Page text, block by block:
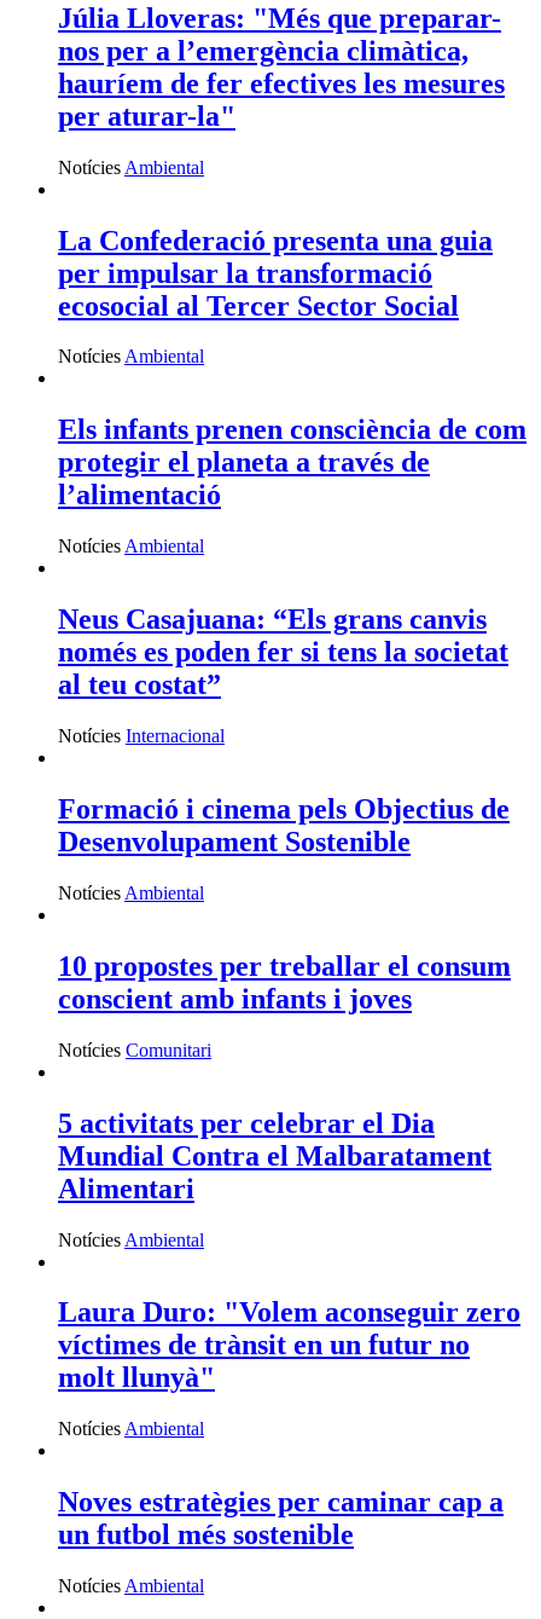
Júlia Lloveras: "Més que preparar-
nos per a l’emergència climàtica,
hauríem de fer efectives les mesures
per aturar-la"
Notícies Ambiental
La Confederació presenta una guia
per impulsar la transformació
ecosocial al Tercer Sector Social
NotíciesAmbiental
Els infants prenen consciència de com
protegir el planeta a través de
l’alimentació
Notícies Ambiental
Neus Casajuana: “Els grans canvis
només es poden fer si tens la societat
al teu costat”
Notícies Internacional
Formació i cinema pels Objectius de
Desenvolupament Sostenible
Notícies Ambiental
10 propostes per treballar el consum
conscient amb infants i joves
Notícies Comunitari
5 activitats per celebrar el Dia
Mundial Contra el Malbaratament
Alimentari
Notícies Ambiental
Laura Duro: "Volem aconseguir zero
víctimes de trànsit en un futur no
molt llunyà"
Notícies Ambiental
Noves estratègies per caminar cap a
un futbol més sostenible
Notícies Ambiental